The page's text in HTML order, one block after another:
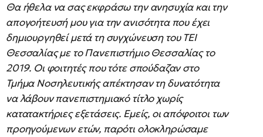
Θα ήθελα να σας εκφράσω την ανησυχία και την
απογοήτευσή μου για την ανισότητα που έχει
δημιουργηθεί μετά τη συγχώνευση του ΤΕΙ
Θεσσαλίας με το Πανεπιστήμιο Θεσσαλίας το
2019. Οι φοιτητές που τότε σπούδαζαν στο
Τμήμα Νοσηλευτικής απέκτησαν τη δυνατότητα
να λάβουν πανεπιστημιακό τίτλο χωρίς
κατατακτήριες εξετάσεις. Εμείς, οι απόφοιτοι των
προηγούμενων ετών, παρότι ολοκληρώσαμε